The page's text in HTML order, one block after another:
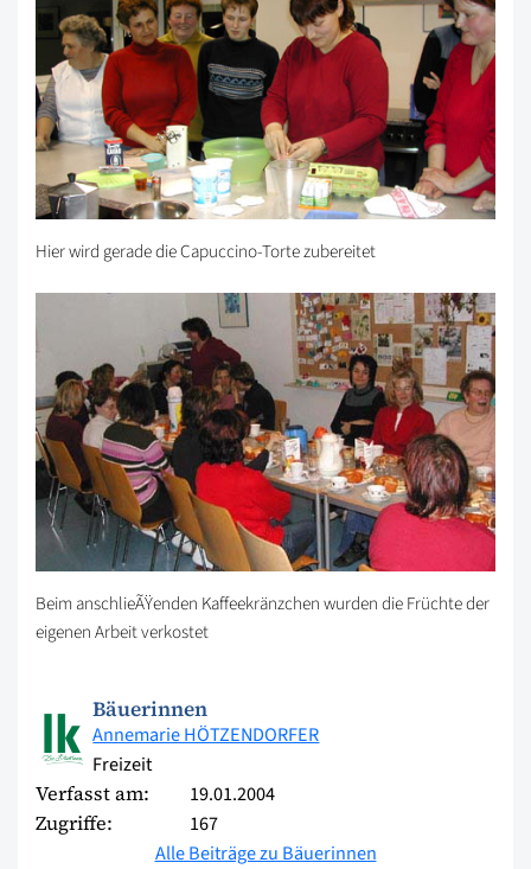
Hier wird gerade die Capuccino-Torte zubereitet
Beim anschlieÃŸenden Kaffeekränzchen wurden die Früchte der
eigenen Arbeit verkostet
Bäuerinnen
Annemarie HÖTZENDORFER
Freizeit
Verfasst am: 19.01.2004
Zugriffe:
167
Alle Beiträge zu Bäuerinnen